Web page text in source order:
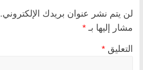
لن يتم نشر عنوان بريدك الإلكتروني.
مشار إليها بـ *
التعليق *